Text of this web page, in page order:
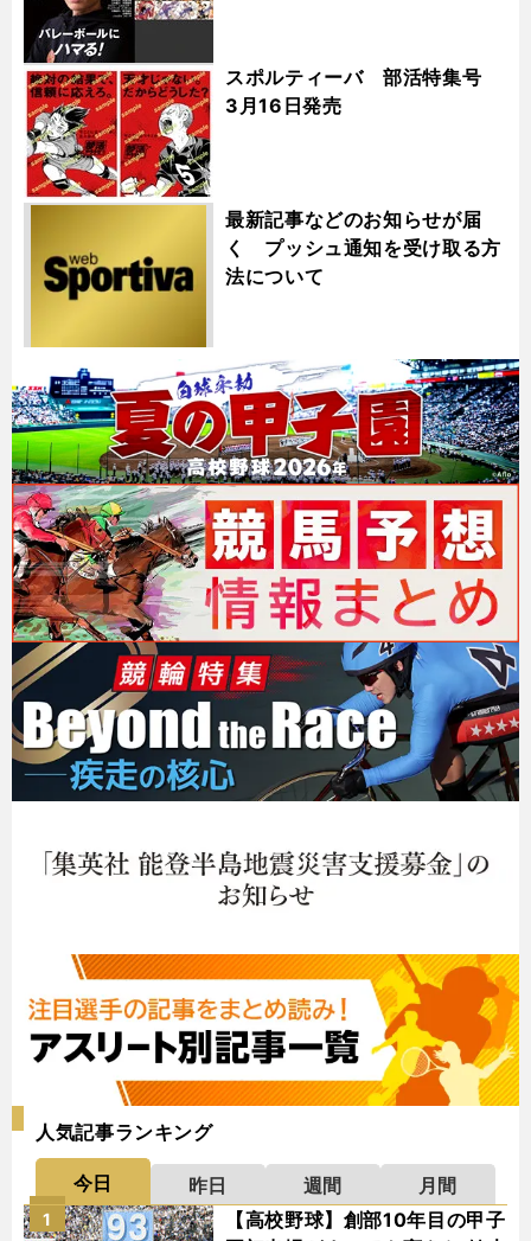
スポルティーバ 部活特集号
3月16日発売
最新記事などのお知らせが届
く プッシュ通知を受け取る方
法について
人気記事ランキング
今日 昨日 週間
月間
【高校野球】創部10年目の甲子
1